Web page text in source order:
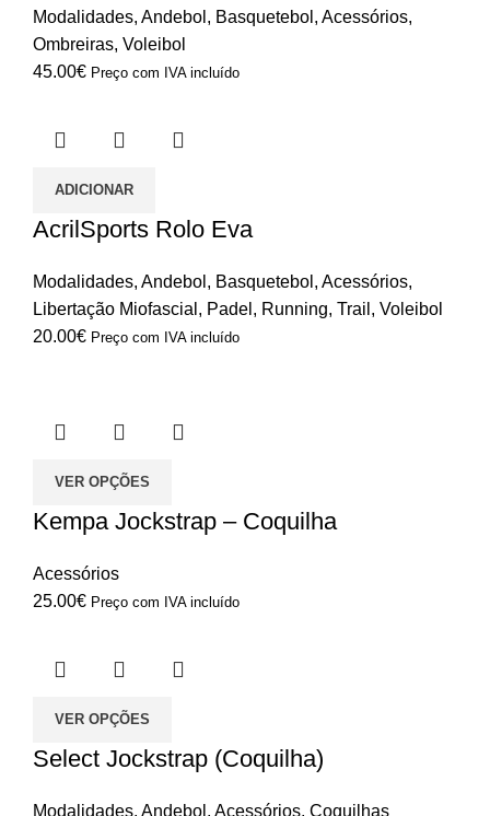
Modalidades, Andebol , Basquetebol , Acessórios,
Ombreiras, Voleibol
45.00€ Preço com IVA incluído
ADICIONAR
AcrilSports Rolo Eva
Modalidades, Andebol , Basquetebol , Acessórios,
Libertação Miofascial , Padel , Running, Trail , Voleibol
20.00€ Preço com IVA incluído
VER OPÇÕES
Kempa Jockstrap – Coquilha
Acessórios
25.00€ Preço com IVA incluído
VER OPÇÕES
Select Jockstrap (Coquilha)
Modalidades, Andebol , Acessórios, Coquilhas